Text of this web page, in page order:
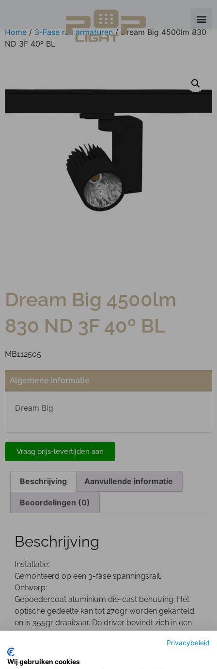
Privacybeleid
Wij gebruiken cookies
Home / 3-Fase rail armaturen / Dream Big 4500lm 830
ND 3F 40º BL
Dream Big 4500lm
830 ND 3F 40º BL
MB112505
Algemene informatie
Dream Big
Vraag prijs-levertijden aan
Beschrijving Aanvullende informatie
Beoordelingen (0)
Beschrijving
Installatie:
Gemonteerd op een 3-fase spanningsrail.
Ontwerp:
Gepoedercoat aluminium die-cast behuizing. Het
optische gedeelte kan tot 270gr worden gekanteld
en is 355gr draaibaar. De driver bevindt zich in een
Geanodiseerde aluminium facet reflector inclusief